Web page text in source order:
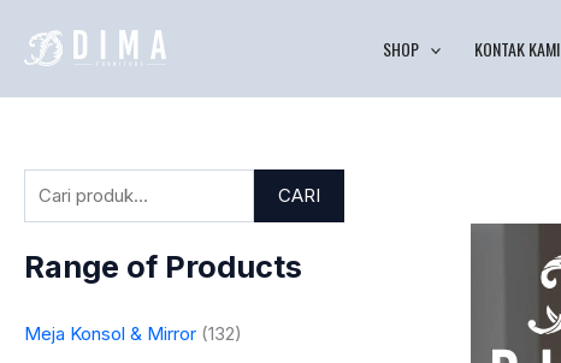
SHOP KONTAK KAMI
e
a
u
CARI
Range of Products
Meja Konsol & Mirror (132)